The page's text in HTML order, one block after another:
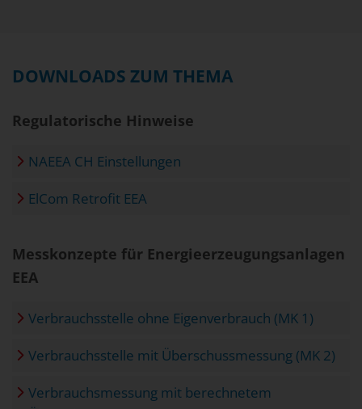
DOWNLOADS ZUM THEMA
Regulatorische Hinweise
NAEEA CH Einstellungen
ElCom Retrofit EEA
Messkonzepte für Energieerzeugungsanlagen
EEA
Verbrauchsstelle ohne Eigenverbrauch (MK 1)
Verbrauchsstelle mit Überschussmessung (MK 2)
Verbrauchsmessung mit berechnetem